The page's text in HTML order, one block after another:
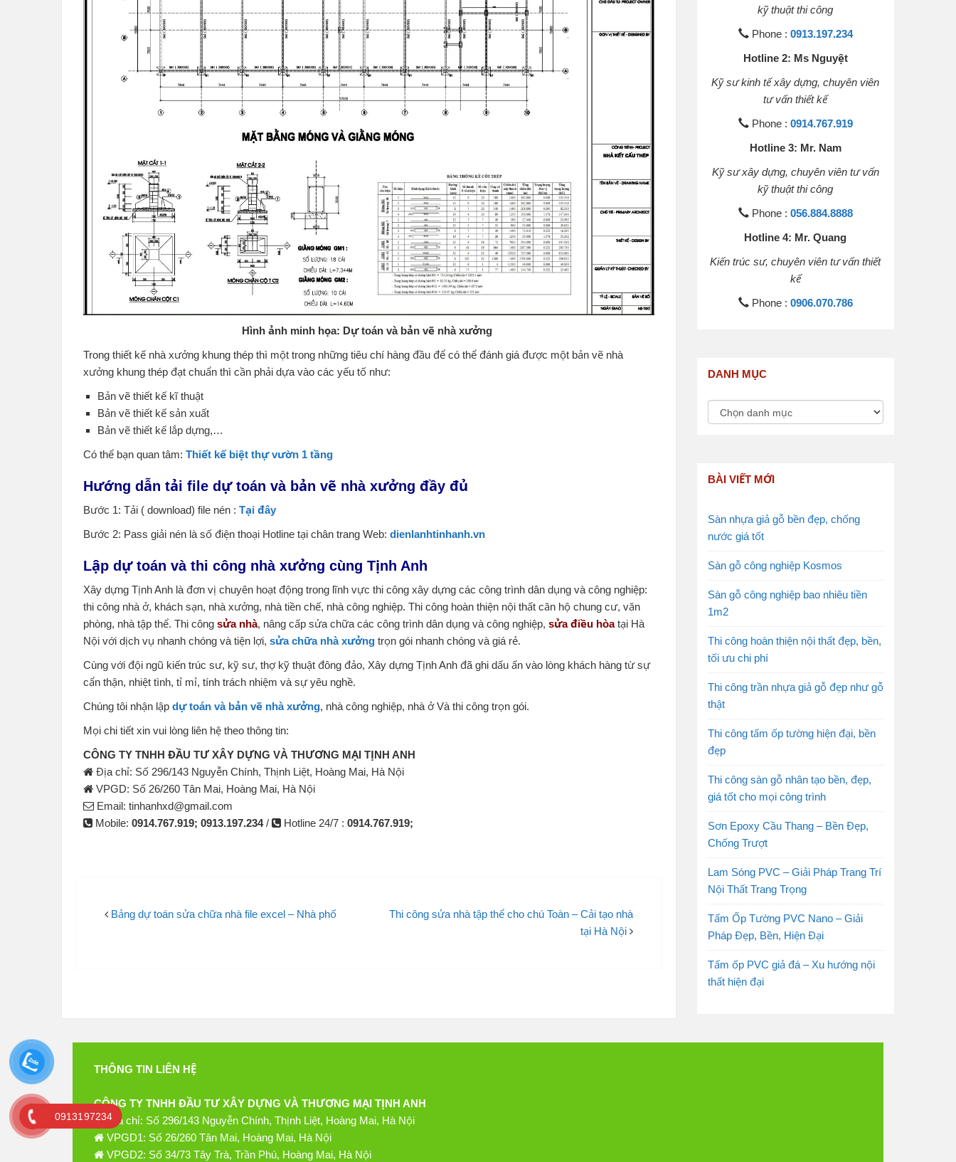
Hình ảnh minh họa: Dự toán và bản vẽ nhà xưởng
Trong thiết kế nhà xưởng khung thép thì một trong những tiêu chí hàng đầu để có thể đánh giá được một bản vẽ nhà
xưởng khung thép đạt chuẩn thì cần phải dựa vào các yếu tố như:
Bản vẽ thiết kế kĩ thuật
Bản vẽ thiết kế sản xuất
Bản vẽ thiết kế lắp dựng,…
Có thể bạn quan tâm: Thiết kế biệt thự vườn 1 tầng
Hướng dẫn tải file dự toán và bản vẽ nhà xưởng đầy đủ
Bước 1: Tải ( download) file nén : Tại đây
Bước 2: Pass giải nén là số điện thoại Hotline tại chân trang Web: dienlanhtinhanh.vn
Lập dự toán và thi công nhà xưởng cùng Tịnh Anh
Xây dựng Tịnh Anh là đơn vị chuyên hoạt động trong lĩnh vực thi công xây dựng các công trình dân dụng và công nghiệp:
thi công nhà ở, khách sạn, nhà xưởng, nhà tiền chế, nhà công nghiệp. Thi công hoàn thiện nội thất căn hộ chung cư, văn
phòng, nhà tập thể. Thi công sửa nhà, nâng cấp sửa chữa các công trình dân dụng và công nghiệp, sửa điều hòatại Hà
Nội với dịch vụ nhanh chóng và tiện lợi, sửa chữa nhà xưởng trọn gói nhanh chóng và giá rẻ.
Cùng với đội ngũ kiến trúc sư, kỹ sư, thợ kỹ thuật đông đảo, Xây dựng Tịnh Anh đã ghi dấu ấn vào lòng khách hàng từ sự
cẩn thận, nhiệt tình, tỉ mỉ, tính trách nhiệm và sự yêu nghề.
Chúng tôi nhận lập dự toán và bản vẽ nhà xưởng, nhà công nghiệp, nhà ở Và thi công trọn gói.
Mọi chi tiết xin vui lòng liên hệ theo thông tin:
CÔNG TY TNHH ĐẦU TƯ XÂY DỰNG VÀ THƯƠNG MẠI TỊNH ANH
Địa chỉ: Số 296/143 Nguyễn Chính, Thịnh Liệt, Hoàng Mai, Hà Nội
VPGD: Số 26/260 Tân Mai, Hoàng Mai, Hà Nội
Email: tinhanhxd@gmail.com
Mobile: 0914.767.919; 0913.197.234/ Hotline 24/7 : 0914.767.919;
Bảng dự toán sửa chữa nhà file excel – Nhà phố
Thi công sửa nhà tập thể cho chú Toàn – Cải tạo nhà
tại Hà Nội
kỹ thuật thi công
Phone : 0913.197.234
Hotline 2: Ms Nguyệt
Kỹ sư kinh tế xây dựng, chuyên viên
tư vấn thiết kế
Phone : 0914.767.919
Hotline 3: Mr. Nam
Kỹ sư xây dựng, chuyên viên tư vấn
kỹ thuật thi công
Phone : 056.884.8888
Hotline 4: Mr. Quang
Kiến trúc sư, chuyên viên tư vấn thiết
kế
Phone : 0906.070.786
DANH MỤC
BÀI VIẾT MỚI
Sàn nhựa giả gỗ bền đẹp, chống
nước giá tốt
Sàn gỗ công nghiệp Kosmos
Sàn gỗ công nghiệp bao nhiêu tiền
1m2
Thi công hoàn thiện nội thất đẹp, bền,
tối ưu chi phí
Thi công trần nhựa giả gỗ đẹp như gỗ
thật
Thi công tấm ốp tường hiện đại, bền
đẹp
Thi công sàn gỗ nhân tạo bền, đẹp,
giá tốt cho mọi công trình
Sơn Epoxy Cầu Thang – Bền Đẹp,
Chống Trượt
Lam Sóng PVC – Giải Pháp Trang Trí
Nội Thất Trang Trọng
Tấm Ốp Tường PVC Nano – Giải
Pháp Đẹp, Bền, Hiện Đại
Tấm ốp PVC giả đá – Xu hướng nội
thất hiện đại
THÔNG TIN LIÊN HỆ
CÔNG TY TNHH ĐẦU TƯ XÂY DỰNG VÀ THƯƠNG MẠI TỊNH ANH
Địa chỉ: Số 296/143 Nguyễn Chính, Thịnh Liệt, Hoàng Mai, Hà Nội
VPGD1: Số 26/260 Tân Mai, Hoàng Mai, Hà Nội
VPGD2: Số 34/73 Tây Trà, Trần Phú, Hoàng Mai, Hà Nội
0913197234